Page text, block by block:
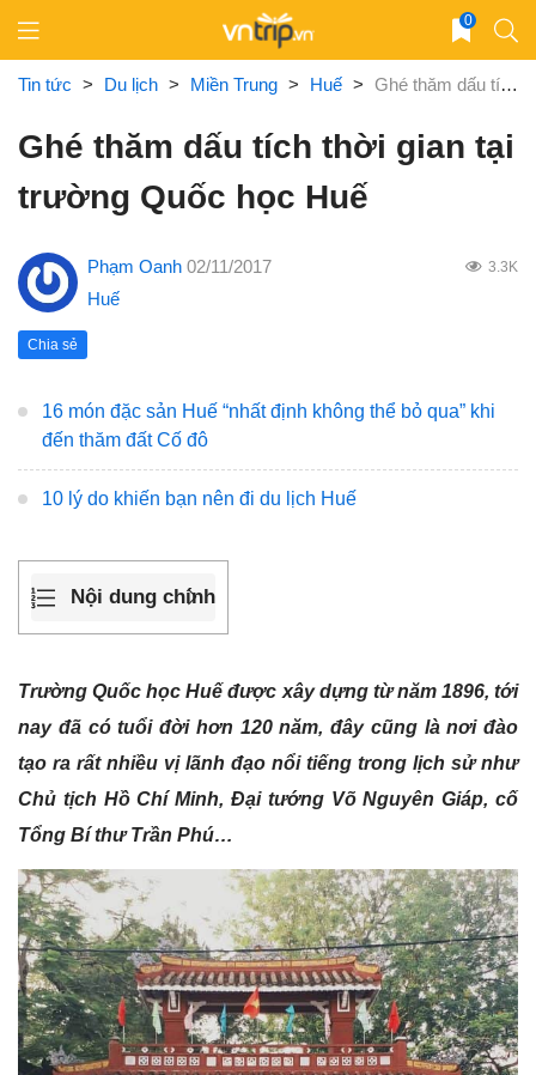
content
0
Tin tức > Du lịch > Miền Trung > Huế > Ghé thăm dấu tích thời gian tại trường Quốc học Huế
Ghé thăm dấu tích thời gian tại
trường Quốc học Huế
Phạm Oanh 02/11/2017 3.3K
Huế
Chia sẻ
16 món đặc sản Huế “nhất định không thể bỏ qua” khi
đến thăm đất Cố đô
10 lý do khiến bạn nên đi du lịch Huế
Nội dung chính
Trường Quốc học Huế được xây dựng từ năm 1896, tới
nay đã có tuổi đời hơn 120 năm, đây cũng là nơi đào
tạo ra rất nhiều vị lãnh đạo nổi tiếng trong lịch sử như
Chủ tịch Hồ Chí Minh, Đại tướng Võ Nguyên Giáp, cố
Tổng Bí thư Trần Phú…